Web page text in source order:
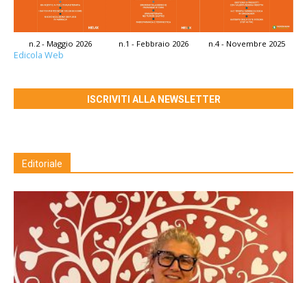
n.2 - Maggio 2026 n.1 - Febbraio 2026 n.4 - Novembre 2025
Edicola Web
ISCRIVITI ALLA NEWSLETTER
Editoriale